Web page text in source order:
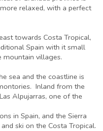
relaxed, with a perfect
towards Costa Tropical,
Spain with it small
mountain villages.
sea and the coastline is
Inland from the
Alpujarras, one of the
in Spain, and the Sierra
ski on the Costa Tropical.